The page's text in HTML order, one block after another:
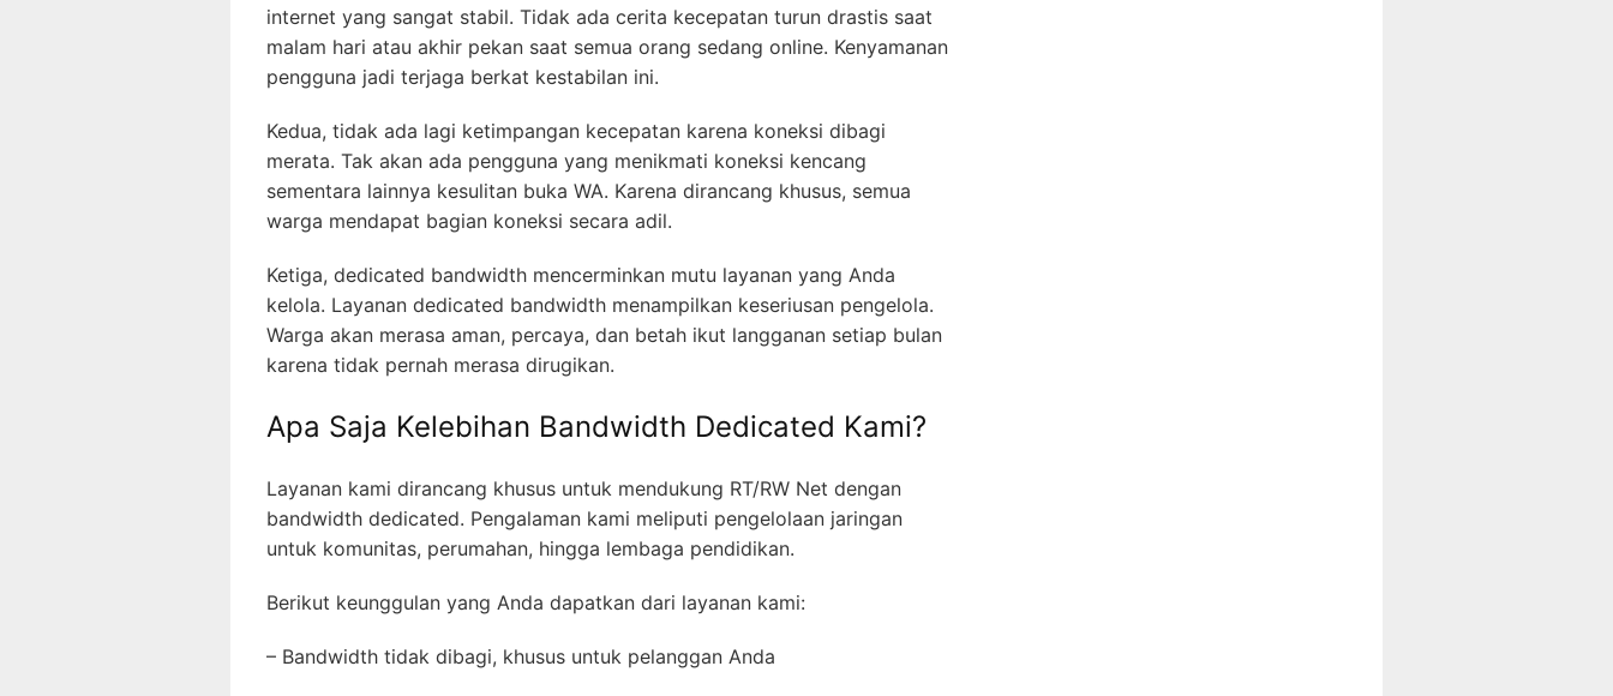
internet yang sangat stabil. Tidak ada cerita kecepatan turun drastis saat
malam hari atau akhir pekan saat semua orang sedang online. Kenyamanan
pengguna jadi terjaga berkat kestabilan ini.
Kedua, tidak ada lagi ketimpangan kecepatan karena koneksi dibagi
merata. Tak akan ada pengguna yang menikmati koneksi kencang
sementara lainnya kesulitan buka WA. Karena dirancang khusus, semua
warga mendapat bagian koneksi secara adil.
Ketiga, dedicated bandwidth mencerminkan mutu layanan yang Anda
kelola. Layanan dedicated bandwidth menampilkan keseriusan pengelola.
Warga akan merasa aman, percaya, dan betah ikut langganan setiap bulan
karena tidak pernah merasa dirugikan.
Apa Saja Kelebihan Bandwidth Dedicated Kami?
Layanan kami dirancang khusus untuk mendukung RT/RW Net dengan
bandwidth dedicated. Pengalaman kami meliputi pengelolaan jaringan
untuk komunitas, perumahan, hingga lembaga pendidikan.
Berikut keunggulan yang Anda dapatkan dari layanan kami:
– Bandwidth tidak dibagi, khusus untuk pelanggan Anda